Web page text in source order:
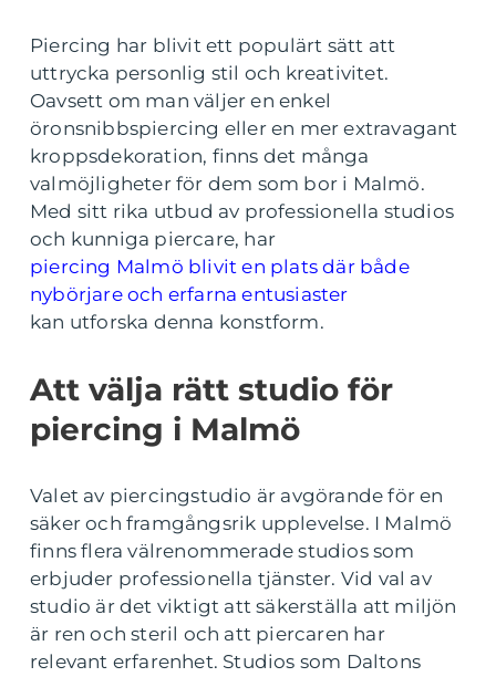
Piercing har blivit ett populärt sätt att
uttrycka personlig stil och kreativitet.
Oavsett om man väljer en enkel
öronsnibbspiercing eller en mer extravagant
kroppsdekoration, finns det många
valmöjligheter för dem som bor i Malmö.
Med sitt rika utbud av professionella studios
och kunniga piercare, har
piercing Malmö blivit en plats där både
nybörjare och erfarna entusiaster
kan utforska denna konstform.
Att välja rätt studio för
piercing i Malmö
Valet av piercingstudio är avgörande för en
säker och framgångsrik upplevelse. I Malmö
finns flera välrenommerade studios som
erbjuder professionella tjänster. Vid val av
studio är det viktigt att säkerställa att miljön
är ren och steril och att piercaren har
relevant erfarenhet. Studios som Daltons